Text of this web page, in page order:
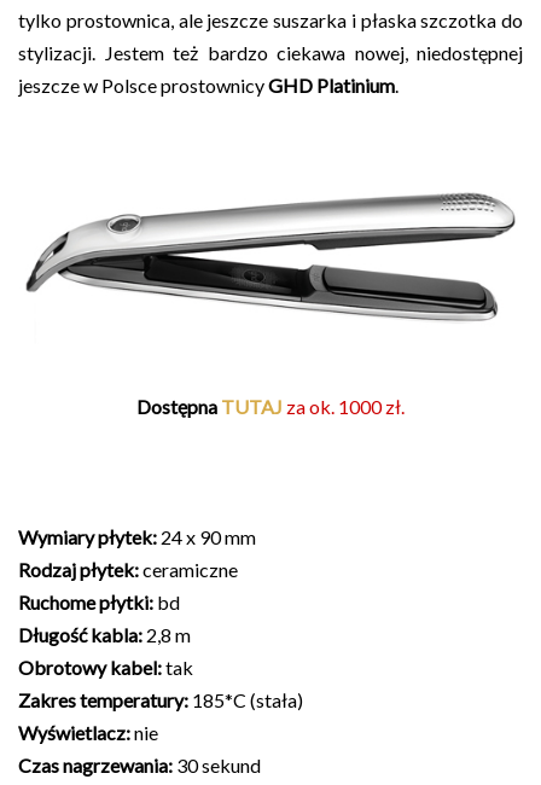
tylko prostownica, ale jeszcze suszarka i płaska szczotka do
stylizacji. Jestem też bardzo ciekawa nowej, niedostępnej
jeszcze w Polsce prostownicyGHD Platinium.
Dostępna TUTAJ za ok. 1000 zł.
Wymiary płytek: 24 x 90 mm
Rodzaj płytek:ceramiczne
Ruchome płytki: bd
Długość kabla: 2,8 m
Obrotowy kabel:tak
Zakres temperatury: 185*C (stała)
Wyświetlacz:nie
Czas nagrzewania: 30 sekund